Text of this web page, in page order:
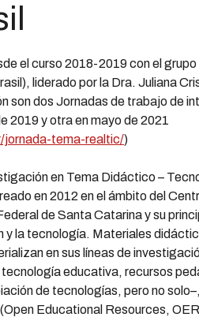
el curso 2018-2019 con el
liderado por la Dra. Juliana
son dos Jornadas de trabajo de
2019 y otra en mayo de 2021
tema-realtic/)
en Tema Didáctico –
en 2012 en el ámbito del
de Santa Catarina y su
y la tecnología. Materiales
en sus líneas de
educativa, recursos
de tecnologías, pero no
Educational Resources,